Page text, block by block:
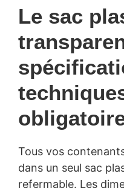
Le sac
Tous vos
dans un seul sac
refermable. Les